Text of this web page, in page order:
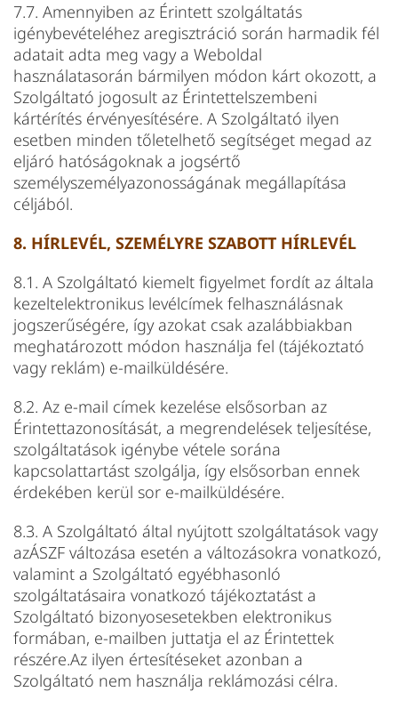
7.7. Amennyiben az Érintett szolgáltatás
igénybevételéhez aregisztráció során harmadik fél
adatait adta meg vagy a Weboldal
használatasorán bármilyen módon kárt okozott, a
Szolgáltató jogosult az Érintettelszembeni
kártérítés érvényesítésére. A Szolgáltató ilyen
esetben minden tőletelhető segítséget megad az
eljáró hatóságoknak a jogsértő
személyszemélyazonosságának megállapítása
céljából.
8. HÍRLEVÉL, SZEMÉLYRE SZABOTT HÍRLEVÉL
8.1. A Szolgáltató kiemelt figyelmet fordít az általa
kezeltelektronikus levélcímek felhasználásnak
jogszerűségére, így azokat csak azalábbiakban
meghatározott módon használja fel (tájékoztató
vagy reklám) e-mailküldésére.
8.2. Az e-mail címek kezelése elsősorban az
Érintettazonosítását, a megrendelések teljesítése,
szolgáltatások igénybe vétele sorána
kapcsolattartást szolgálja, így elsősorban ennek
érdekében kerül sor e-mailküldésére.
8.3. A Szolgáltató által nyújtott szolgáltatások vagy
azÁSZF változása esetén a változásokra vonatkozó,
valamint a Szolgáltató egyébhasonló
szolgáltatásaira vonatkozó tájékoztatást a
Szolgáltató bizonyosesetekben elektronikus
formában, e-mailben juttatja el az Érintettek
részére.Az ilyen értesítéseket azonban a
Szolgáltató nem használja reklámozási célra.